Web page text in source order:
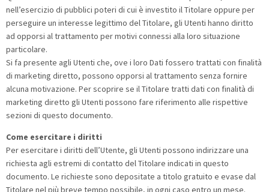
nell’esercizio di pubblici poteri di cui è investito il Titolare oppure per
perseguire un interesse legittimo del Titolare, gli Utenti hanno diritto
ad opporsi al trattamento per motivi connessi alla loro situazione
particolare.
Si fa presente agli Utenti che, ove i loro Dati fossero trattati con finalità
di marketing diretto, possono opporsi al trattamento senza fornire
alcuna motivazione. Per scoprire se il Titolare tratti dati con finalità di
marketing diretto gli Utenti possono fare riferimento alle rispettive
sezioni di questo documento.
Come esercitare i diritti
Per esercitare i diritti dell’Utente, gli Utenti possono indirizzare una
richiesta agli estremi di contatto del Titolare indicati in questo
documento. Le richieste sono depositate a titolo gratuito e evase dal